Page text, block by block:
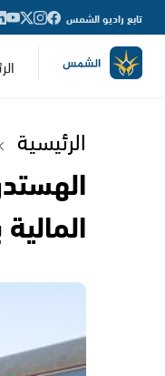
تابع راديو الشمس
الرئيسية